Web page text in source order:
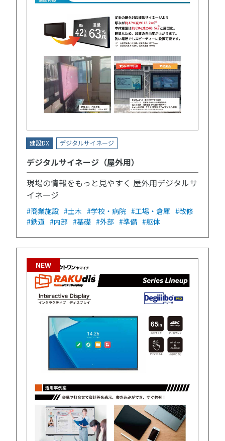
建設DX デジタルサイネージ
デジタルサイネージ（屋外用）
現場の情報をもっと見やすく 屋外用デジタルサ
イネージ
#商業施設 #土木 #学校・病院 #工場・倉庫 #改修
#鉄道 #内部 #基礎 #外部 #準備 #躯体
NEW